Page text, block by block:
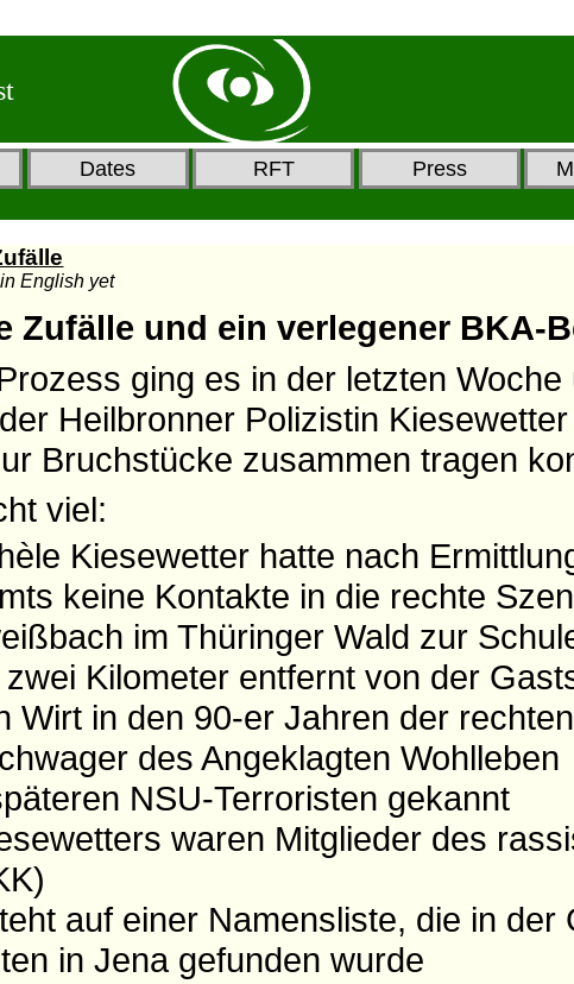
Dates RFT Press
English yet
Zufälle und ein verlegener BKA-
ging es in der letzten Woche
Heilbronner Polizistin
Bruchstücke zusammen tragen
viel:
Kiesewetter hatte nach
keine Kontakte in die rechte
im Thüringer Wald zur
Kilometer entfernt von der
Wirt in den 90-er Jahren der
des Angeklagten Wohlleben
NSU-Terroristen gekannt
waren Mitglieder des
auf einer Namensliste, die in der
in Jena gefunden wurde